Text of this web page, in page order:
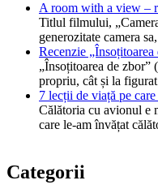
A room with a view –
Titlul filmului,
generozitate camera
Recenzie
„Însoțitoarea de
propriu, cât și la
7 lecții de viață pe
Călătoria cu avionul e
care le-am învățat
Categorii